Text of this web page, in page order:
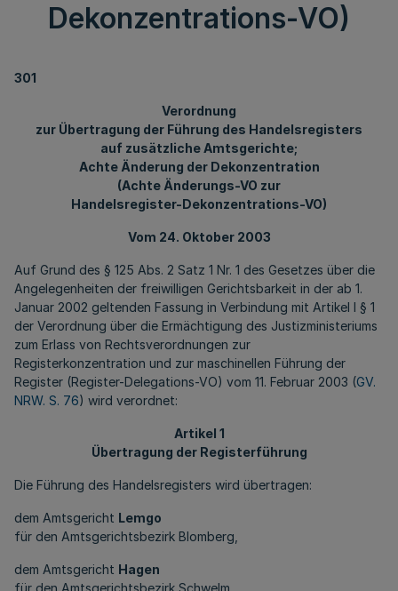
Dekonzentrations-VO)
301
Verordnung
zur Übertragung der Führung des Handelsregisters
auf zusätzliche Amtsgerichte;
Achte Änderung der Dekonzentration
(Achte Änderungs-VO zur
Handelsregister-Dekonzentrations-VO)
Vom 24. Oktober 2003
Auf Grund des § 125 Abs. 2 Satz 1 Nr. 1 des Gesetzes über die
Angelegenheiten der freiwilligen Gerichtsbarkeit in der ab 1.
Januar 2002 geltenden Fassung in Verbindung mit Artikel I § 1
der Verordnung über die Ermächtigung des Justizministeriums
zum Erlass von Rechtsverordnungen zur
Registerkonzentration und zur maschinellen Führung der
Register (Register-Delegations-VO) vom 11. Februar 2003 (GV.
NRW. S. 76) wird verordnet:
Artikel 1
Übertragung der Registerführung
Die Führung des Handelsregisters wird übertragen:
dem Amtsgericht Lemgo
für den Amtsgerichtsbezirk Blomberg,
dem Amtsgericht Hagen
für den Amtsgerichtsbezirk Schwelm,